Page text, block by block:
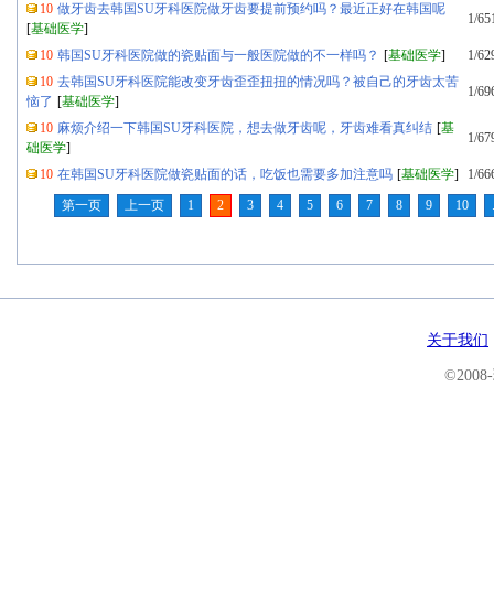
10 做牙齿去韩国SU牙科医院做牙齿要提前预约吗？最近正好在韩国呢
[基础医学]
1/
10 韩国SU牙科医院做的瓷贴面与一般医院做的不一样吗？ [基础医学]
1/
10 去韩国SU牙科医院能改变牙齿歪歪扭扭的情况吗？被自己的牙齿太苦
恼了 [基础医学]
1/
10 麻烦介绍一下韩国SU牙科医院，想去做牙齿呢，牙齿难看真纠结 [基
础医学]
1/
10 在韩国SU牙科医院做瓷贴面的话，吃饭也需要多加注意吗 [基础医学]
1/
第一页
上一页 1 2 3 4 5 6 7 8 9 10
关于我们